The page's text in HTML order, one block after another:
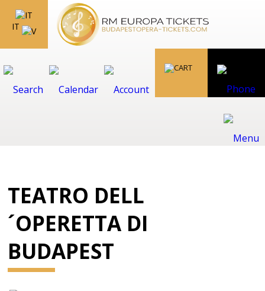
IT
TEATRO DELL
´OPERETTA DI
BUDAPEST